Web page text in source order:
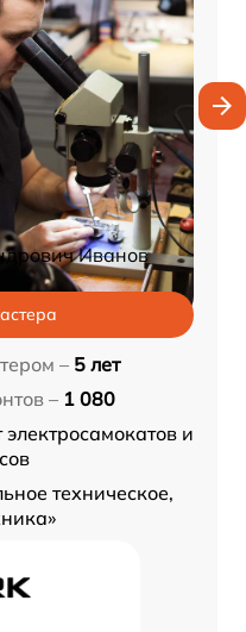
Иванов
– 5 лет
– 1 080
электросамокатов и
техническое,